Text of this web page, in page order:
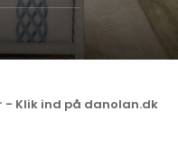
- Klik ind på danolan.dk